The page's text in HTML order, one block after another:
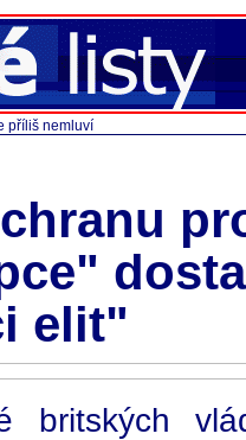
příliš nemluví
elit"
britských